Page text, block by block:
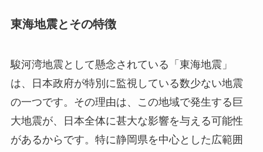
東海地震とその特徴
駿河湾地震として懸念されている「東海地震」
は、日本政府が特別に監視している数少ない地震
の一つです。その理由は、この地域で発生する巨
大地震が、日本全体に甚大な影響を与える可能性
があるからです。特に静岡県を中心とした広範囲